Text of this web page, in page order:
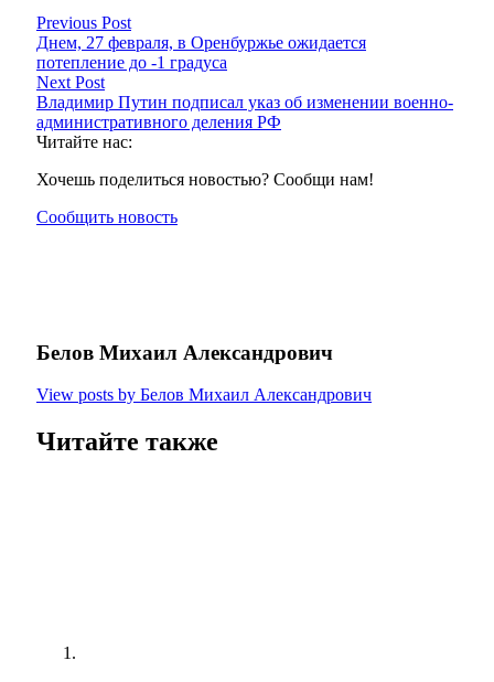
Previous Post
Днем, 27 февраля, в Оренбуржье ожидается
потепление до -1 градуса
Next Post
Владимир Путин подписал указ об изменении военно-
административного деления РФ
Читайте нас:
Хочешь поделиться новостью? Сообщи нам!
Сообщить новость
Белов Михаил Александрович
View posts by Белов Михаил Александрович
Читайте также